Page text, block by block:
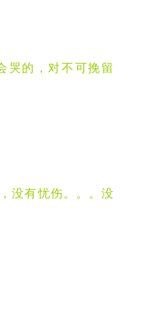
哭的，对不可挽留
没有忧伤。。。没